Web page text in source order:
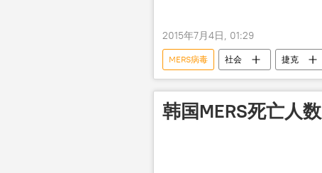
2015年7月4日, 01:29
MERS病毒 社会 捷克
韩国MERS死亡人